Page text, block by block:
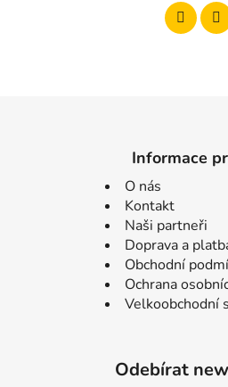
Informace
O nás
Kontakt
Naši partneři
Doprava a
Obchodní
Ochrana
Velkoobchodní
Odebírat